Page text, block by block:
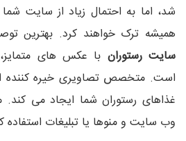
شد، اما به احتمال زیاد از سایت
همیشه ترک خواهند کرد. بهترین
سایت رستوران با عکس های
است. متخصص تصاویری خیره کننده
غذاهای رستوران شما ایجاد می کند.
وب سایت و منوها یا تبلیغات استفاده